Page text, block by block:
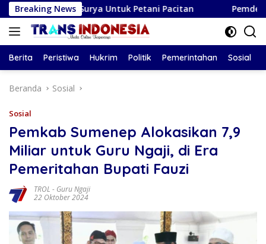
Langsung
ke
konten
Breaking News
Surya Untuk Petani Pacitan Pemdes Kendalbulur
Berita Peristiwa Hukrim Politik Pemerintahan Sosial
Beranda Sosial
Sosial
Pemkab Sumenep Alokasikan 7,9
Miliar untuk Guru Ngaji, di Era
Pemeritahan Bupati Fauzi
TROL - Guru Ngaji
22 Oktober 2024